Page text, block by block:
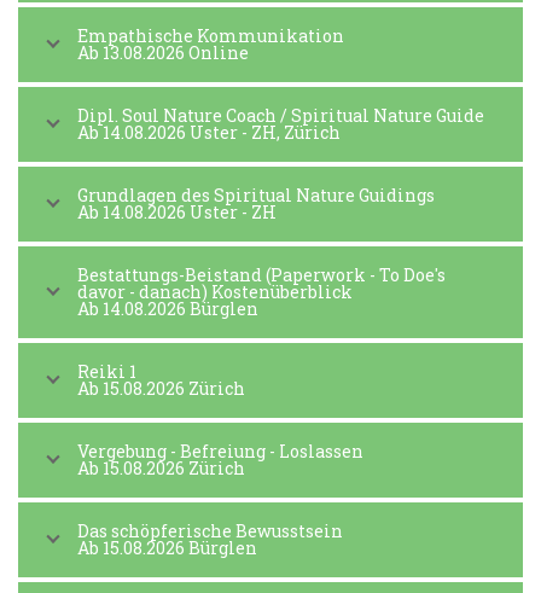
Empathische Kommunikation
Ab 13.08.2026 Online
Dipl. Soul Nature Coach / Spiritual Nature Guide
Ab 14.08.2026 Uster - ZH, Zürich
Grundlagen des Spiritual Nature Guidings
Ab 14.08.2026 Uster - ZH
Bestattungs-Beistand (Paperwork - To Doe's
davor - danach) Kostenüberblick
Ab 14.08.2026 Bürglen
Reiki 1
Ab 15.08.2026 Zürich
Vergebung - Befreiung - Loslassen
Ab 15.08.2026 Zürich
Das schöpferische Bewusstsein
Ab 15.08.2026 Bürglen